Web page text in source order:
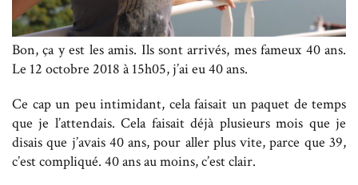
Bon, ça y est les amis. Ils sont arrivés, mes fameux 40 ans.
Le 12 octobre 2018 à 15h05, j’ai eu 40 ans.
Ce cap un peu intimidant, cela faisait un paquet de temps
que je l’attendais. Cela faisait déjà plusieurs mois que je
disais que j’avais 40 ans, pour aller plus vite, parce que 39,
c’est compliqué. 40 ans au moins, c’est clair.